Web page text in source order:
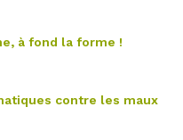
à fond la forme !
contre les maux